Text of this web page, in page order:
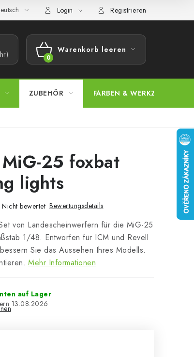
Beschwerdeverfahren Großhandel
Login Registrieren
WARENKORB
Warenkorb leeren
ZUBEHÖR FARBEN & WERKZEUGE
25 foxbat
lights
Nicht bewertet Bewertungsdetails
von Landescheinwerfern für die MiG-25
1/48. Entworfen für ICM und Revell
Sie das Aussehen Ihres Modells.
Mehr Informationen
auf Lager
13.08.2026